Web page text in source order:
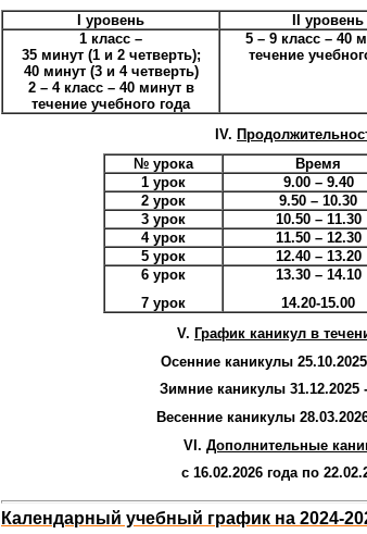
I уровень
II уровень
1 класс –
35 минут (1 и 2 четверть);
40 минут (3 и 4 четверть)
2 – 4 класс – 40 минут в
течение учебного года
5 – 9 класс – 40
течение
IV.
№ урока
Время
1 урок
9.00 – 9.40
2 урок
9.50 – 10.30
3 урок
10.50 – 11.30
4 урок
11.50 – 12.30
5 урок
12.40 – 13.20
6 урок
7 урок
13.30 – 14.10
14.20-15.00
V. График каникул в
Осенние каникулы
Зимние каникулы 31.12.2025
Весенние каникулы
VI. Дополнительные
с 16.02.2026 года по
Календарный учебный график на 2024-